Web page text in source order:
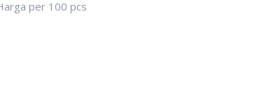
per 100 pcs